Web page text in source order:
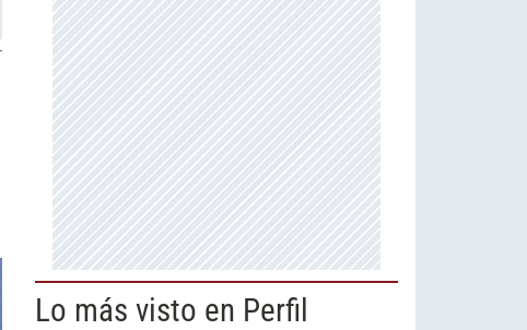
Lo más visto en Perfil